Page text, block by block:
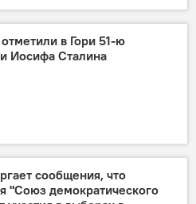
в Гори 51-ю
Иосифа Сталина
сообщения, что
"Союз демократического